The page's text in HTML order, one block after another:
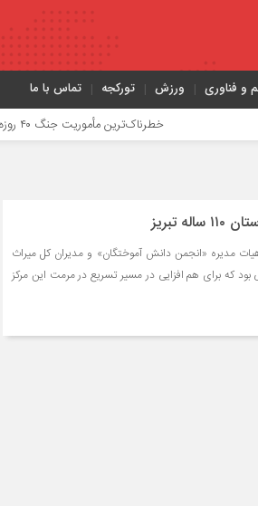
و فناوری ورزش تورکجه تماس با ما
خطرناک‌ترین مأموریت جنگ ۴۰ روزه به روایت معاون نیروی هوایی ارتش
مدیره «انجمن دانش آموختگان» و مدیران کل میراث
که برای هم افزایی در مسیر تسریع در مرمت این مرکز